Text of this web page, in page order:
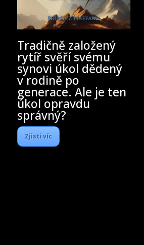
Tradičně založený
rytíř svěří svému
synovi úkol dědený
v rodině po
generace. Ale je ten
úkol opravdu
správný?
Zjisti víc